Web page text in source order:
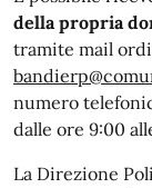
della propria
tramite mail
numero
dalle ore 9:00
La Direzione